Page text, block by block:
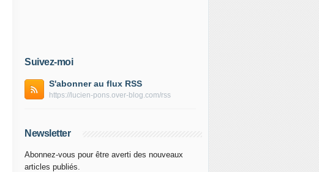
Suivez-moi
S'abonner au flux RSS
https://lucien-pons.over-blog.com/rss
Newsletter
Abonnez-vous pour être averti des nouveaux
articles publiés.